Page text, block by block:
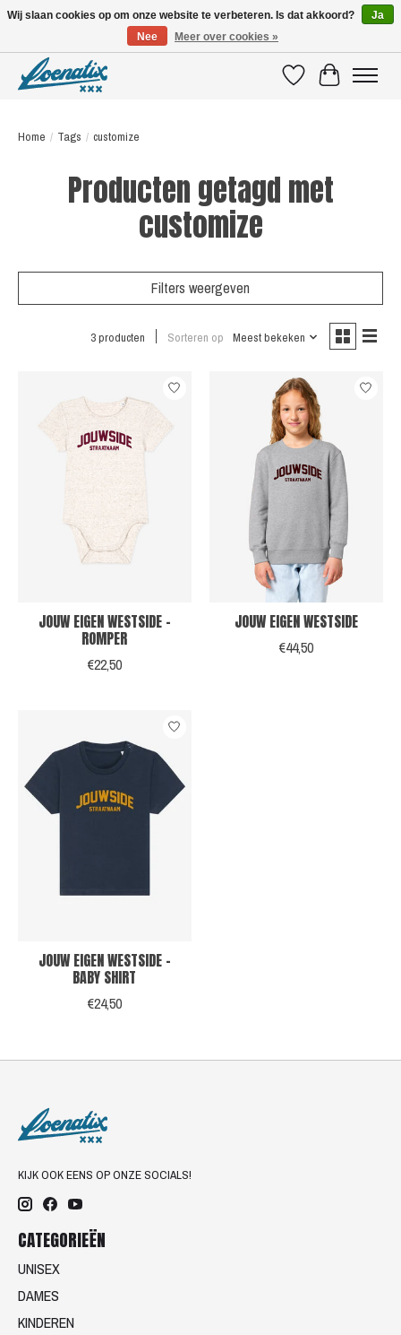
VerlanglijstWinkelwagen
Home / Tags / customize
Producten getagd met
customize
Filters weergeven
3 producten Sorteren op Meest bekeken
JOUW EIGEN WESTSIDE -
ROMPER
€22,50
JOUW EIGEN WESTSIDE
€44,50
JOUW EIGEN WESTSIDE -
BABY SHIRT
€24,50
KIJK OOK EENS OP ONZE SOCIALS!
CATEGORIEËN
UNISEX
DAMES
KINDEREN
Wij slaan cookies op om onze website te verbeteren. Is dat akkoord?
Ja
Nee
Meer over cookies »